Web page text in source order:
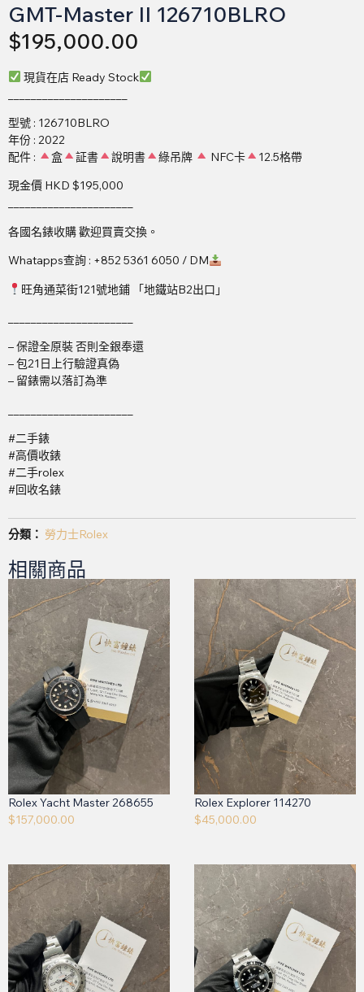
GMT-Master II 126710BLRO
$195,000.00
現貨在店 Ready Stock
型號 : 126710BLRO
年份 : 2022
配件 :
盒 証書 說明書 綠吊牌 NFC卡
12.5格帶
現金價 HKD $195,000
各國名錶收購 歡迎買賣交換。
Whatapps查詢 : +852 5361 6050 / DM
旺角通菜街121號地鋪 「地鐵站B2出口」
– 保證全原裝 否則全銀奉還
– 包21日上行驗證真偽
– 留錶需以落訂為準
#二手錶
#高價收錶
#二手rolex
#回收名錶
分類： 勞力士Rolex
相關商品
Rolex Yacht Master 268655
$157,000.00
Rolex Explorer 114270
$45,000.00